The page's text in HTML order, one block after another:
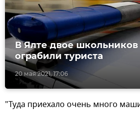
20 мая 2021, 17:06
В Ялте двое
ограбили туриста
"Туда приехало очень много